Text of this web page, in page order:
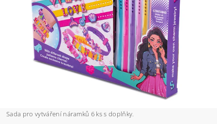
Sada pro vytváření náramků 6 ks s doplňky.